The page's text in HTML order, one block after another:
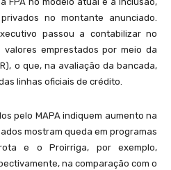
no montante anunciado.
passou a contabilizar no
emprestados por meio da
o que, na avaliação da bancada,
linhas oficiais de crédito.
pelo MAPA indiquem aumento na
mostram queda em programas
e o Proirriga, por exemplo,
na comparação com o